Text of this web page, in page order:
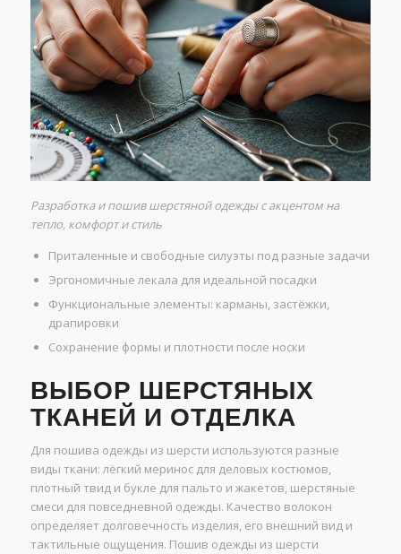
Разработка и пошив шерстяной одежды с акцентом на
тепло, комфорт и стиль
Приталенные и свободные силуэты под разные задачи
Эргономичные лекала для идеальной посадки
Функциональные элементы: карманы, застёжки,
драпировки
Сохранение формы и плотности после носки
ВЫБОР ШЕРСТЯНЫХ
ТКАНЕЙ И ОТДЕЛКА
Для пошива одежды из шерсти используются разные
виды ткани: лёгкий меринос для деловых костюмов,
плотный твид и букле для пальто и жакетов, шерстяные
смеси для повседневной одежды. Качество волокон
определяет долговечность изделия, его внешний вид и
тактильные ощущения. Пошив одежды из шерсти